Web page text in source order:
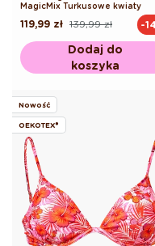
MagicMix Turkusowe kwiaty
Cena
139,99 zł
Cena
119,99 zł -
Dodaj do
koszyka
Nowość
OEKOTEX®